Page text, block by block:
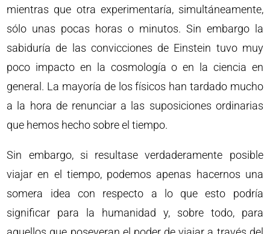
mientras que otra experimentaría, simultáneamente,
sólo unas pocas horas o minutos. Sin embargo la
sabiduría de las convicciones de Einstein tuvo muy
poco impacto en la cosmología o en la ciencia en
general. La mayoría de los físicos han tardado mucho
a la hora de renunciar a las suposiciones ordinarias
que hemos hecho sobre el tiempo.
Sin embargo, si resultase verdaderamente posible
viajar en el tiempo, podemos apenas hacernos una
somera idea con respecto a lo que esto podría
significar para la humanidad y, sobre todo, para